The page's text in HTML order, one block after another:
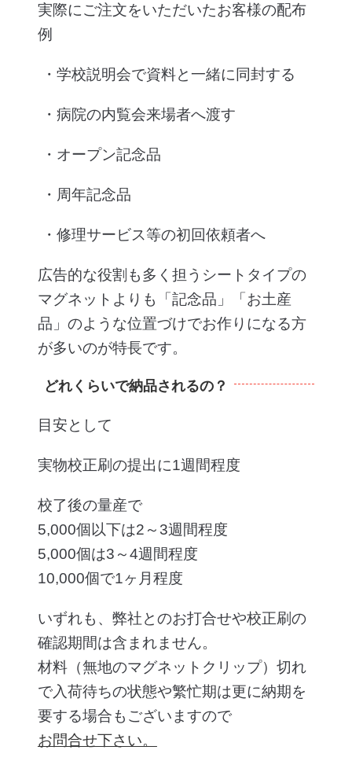
実際にご注文をいただいたお客様の配布
例
・学校説明会で資料と一緒に同封する
・病院の内覧会来場者へ渡す
・オープン記念品
・周年記念品
・修理サービス等の初回依頼者へ
広告的な役割も多く担うシートタイプの
マグネットよりも「記念品」「お土産
品」のような位置づけでお作りになる方
が多いのが特長です。
どれくらいで納品されるの？
目安として
実物校正刷の提出に1週間程度
校了後の量産で
5,000個以下は2～3週間程度
5,000個は3～4週間程度
10,000個で1ヶ月程度
いずれも、弊社とのお打合せや校正刷の
確認期間は含まれません。
材料（無地のマグネットクリップ）切れ
で入荷待ちの状態や繁忙期は更に納期を
要する場合もございますので
お問合せ下さい。